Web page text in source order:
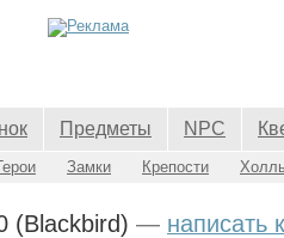
Предметы NPC
Замки Крепости
(Blackbird) — написать